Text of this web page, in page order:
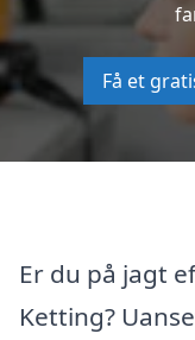
Få et
Er du på jagt
Ketting?